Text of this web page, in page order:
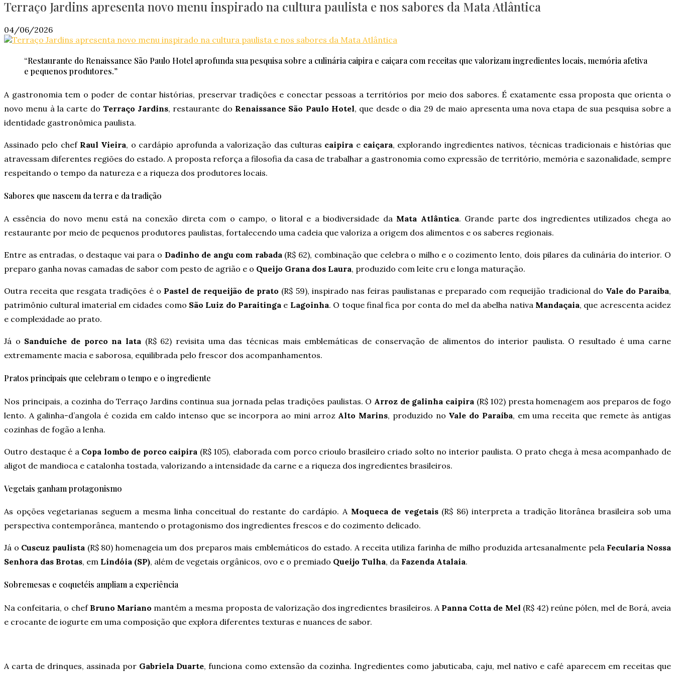
Terraço Jardins apresenta novo menu inspirado na cultura paulista e nos sabores da Mata Atlântica
04/06/2026
“Restaurante do Renaissance São Paulo Hotel aprofunda sua pesquisa sobre a culinária caipira e caiçara com receitas que valorizam ingredientes locais, memória afetiva
e pequenos produtores.”
A gastronomia tem o poder de contar histórias, preservar tradições e conectar pessoas a territórios por meio dos sabores. É exatamente essa proposta que orienta o
novo menu à la carte do Terraço Jardins, restaurante do Renaissance São Paulo Hotel, que desde o dia 29 de maio apresenta uma nova etapa de sua pesquisa sobre a
identidade gastronômica paulista.
Assinado pelo chef Raul Vieira, o cardápio aprofunda a valorização das culturas caipira e caiçara, explorando ingredientes nativos, técnicas tradicionais e histórias que
atravessam diferentes regiões do estado. A proposta reforça a filosofia da casa de trabalhar a gastronomia como expressão de território, memória e sazonalidade, sempre
respeitando o tempo da natureza e a riqueza dos produtores locais.
Sabores que nascem da terra e da tradição
A essência do novo menu está na conexão direta com o campo, o litoral e a biodiversidade da Mata Atlântica. Grande parte dos ingredientes utilizados chega ao
restaurante por meio de pequenos produtores paulistas, fortalecendo uma cadeia que valoriza a origem dos alimentos e os saberes regionais.
Entre as entradas, o destaque vai para o Dadinho de angu com rabada(R$ 62), combinação que celebra o milho e o cozimento lento, dois pilares da culinária do interior. O
preparo ganha novas camadas de sabor com pesto de agrião e o Queijo Grana dos Laura, produzido com leite cru e longa maturação.
Outra receita que resgata tradições é o Pastel de requeijão de prato (R$ 59), inspirado nas feiras paulistanas e preparado com requeijão tradicional do Vale do Paraíba,
patrimônio cultural imaterial em cidades como São Luiz do Paraitinga e Lagoinha. O toque final fica por conta do mel da abelha nativa Mandaçaia, que acrescenta acidez
e complexidade ao prato.
Já o Sanduíche de porco na lata(R$ 62) revisita uma das técnicas mais emblemáticas de conservação de alimentos do interior paulista. O resultado é uma carne
extremamente macia e saborosa, equilibrada pelo frescor dos acompanhamentos.
Pratos principais que celebram o tempo e o ingrediente
Nos principais, a cozinha do Terraço Jardins continua sua jornada pelas tradições paulistas. O Arroz de galinha caipira (R$ 102) presta homenagem aos preparos de fogo
lento. A galinha-d’angola é cozida em caldo intenso que se incorpora ao mini arroz Alto Marins, produzido no Vale do Paraíba, em uma receita que remete às antigas
cozinhas de fogão a lenha.
Outro destaque é a Copa lombo de porco caipira (R$ 105), elaborada com porco crioulo brasileiro criado solto no interior paulista. O prato chega à mesa acompanhado de
aligot de mandioca e catalonha tostada, valorizando a intensidade da carne e a riqueza dos ingredientes brasileiros.
Vegetais ganham protagonismo
As opções vegetarianas seguem a mesma linha conceitual do restante do cardápio. A Moqueca de vegetais(R$ 86) interpreta a tradição litorânea brasileira sob uma
perspectiva contemporânea, mantendo o protagonismo dos ingredientes frescos e do cozimento delicado.
Já o Cuscuz paulista(R$ 80) homenageia um dos preparos mais emblemáticos do estado. A receita utiliza farinha de milho produzida artesanalmente pela Fecularia Nossa
Senhora das Brotas, em Lindóia (SP), além de vegetais orgânicos, ovo e o premiado Queijo Tulha, da Fazenda Atalaia.
Sobremesas e coquetéis ampliam a experiência
Na confeitaria, o chef Bruno Mariano mantém a mesma proposta de valorização dos ingredientes brasileiros. A Panna Cotta de Mel (R$ 42) reúne pólen, mel de Borá, aveia
e crocante de iogurte em uma composição que explora diferentes texturas e nuances de sabor.
A carta de drinques, assinada por Gabriela Duarte, funciona como extensão da cozinha. Ingredientes como jabuticaba, caju, mel nativo e café aparecem em receitas que